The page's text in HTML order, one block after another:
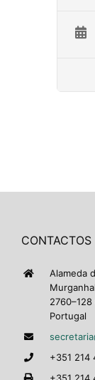
CONTACTOS
Alameda
Murganhal
2760–128
Portugal
+351 214